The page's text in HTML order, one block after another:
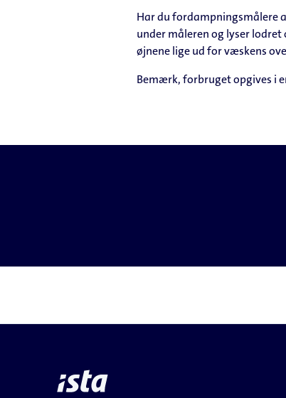
Har du fordampningsmålere
under måleren og lyser
øjnene lige ud for væskens
Bemærk, forbruget opgives i